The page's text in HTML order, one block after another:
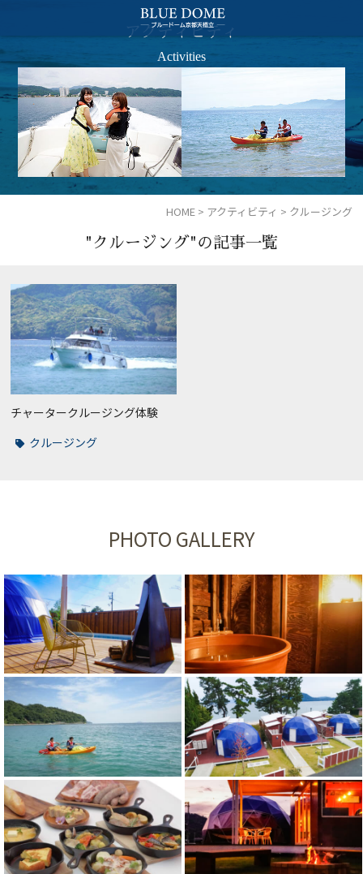
アクティビティ
Activities
HOME> アクティビティ > クルージング
"クルージング"の記事一覧
チャータークルージング体験
クルージング
PHOTO GALLERY